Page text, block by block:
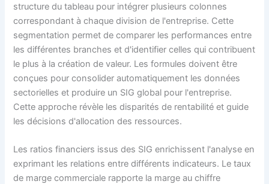
structure du tableau pour intégrer plusieurs colonnes
correspondant à chaque division de l'entreprise. Cette
segmentation permet de comparer les performances entre
les différentes branches et d'identifier celles qui contribuent
le plus à la création de valeur. Les formules doivent être
conçues pour consolider automatiquement les données
sectorielles et produire un SIG global pour l'entreprise.
Cette approche révèle les disparités de rentabilité et guide
les décisions d'allocation des ressources.
Les ratios financiers issus des SIG enrichissent l'analyse en
exprimant les relations entre différents indicateurs. Le taux
de marge commerciale rapporte la marge au chiffre